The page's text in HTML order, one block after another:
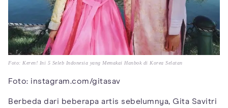
Foto: Keren! Ini 5 Seleb Indonesia yang Memakai Hanbok di Korea Selatan
Foto: instagram.com/gitasav
Berbeda dari beberapa artis sebelumnya, Gita Savitri